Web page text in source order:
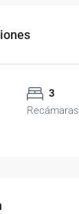
3
Recámaras